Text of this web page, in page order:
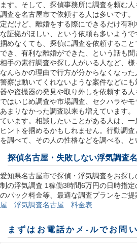
ます。そして、探偵事務所に調査を頼む
調査を名古屋市で依頼する人は多いです
定だけど、離婚をする際にできるだけ有
な証拠がほしい、という依頼も多いよう
掴めなくても、探偵に調査を依頼するこ
でき、有利な離婚ができた、という話も
相手の素行調査や探し人がいる人など、様
なんらかの理由で行方が分からなくなった
警察は動いてくれないような案件などに
器や盗撮器の発見や取り外しを依頼する
ではいじめ調査や市場調査、セクハラや
あまりなかった調査以来も増えています
ています。相談したいことがある人は、
ヒントを掴めるかもしれません。行動調
を調べて、その人の性格などを調べる、と
探偵名古屋 ・失敗しない浮気調査
愛知県名古屋市で探偵・浮気調査をお探
制の浮気調査 1稼働3時間6万円の日時指
のパック料金等、最適な調査プランをご提
屋 浮気調査名古屋 料金表
まずはお電話かメ-ルでお問